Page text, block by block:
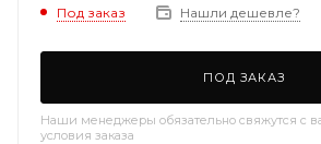
Под заказ Нашли дешевле?
ПОД ЗАКАЗ
Наши менеджеры обязательно свяжутся с
условия заказа